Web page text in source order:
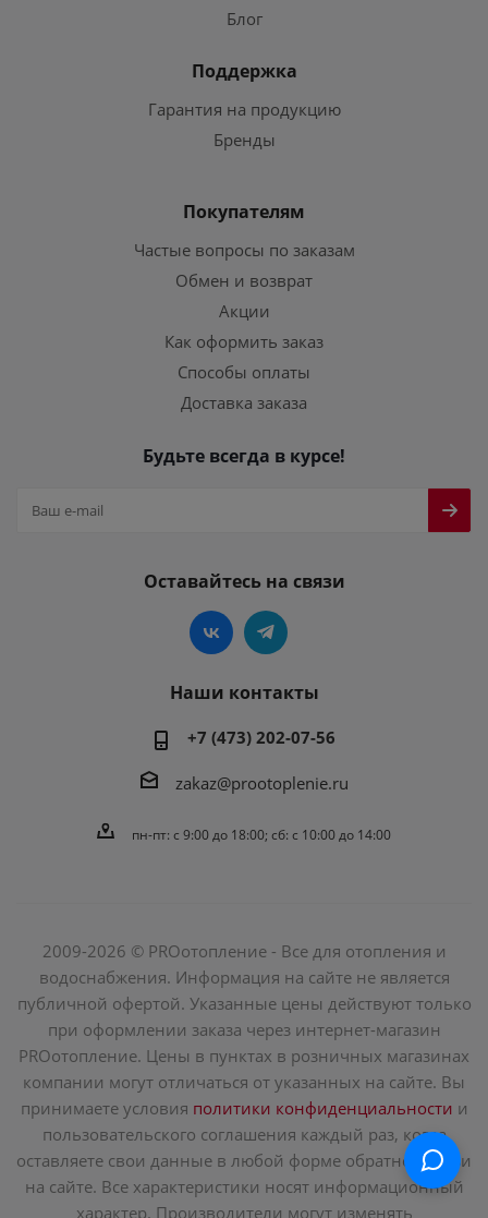
Блог
Поддержка
Гарантия на продукцию
Бренды
Покупателям
Частые вопросы по заказам
Обмен и возврат
Акции
Как оформить заказ
Способы оплаты
Доставка заказа
Будьте всегда в курсе!
Оставайтесь на связи
Наши контакты
+7 (473) 202-07-56
zakaz@prootoplenie.ru
пн-пт: c 9:00 до 18:00; сб: с 10:00 до 14:00
2009-2026 © PROотопление - Все для отопления и
водоснабжения. Информация на сайте не является
публичной офертой. Указанные цены действуют только
при оформлении заказа через интернет-магазин
PROотопление. Цены в пунктах в розничных магазинах
компании могут отличаться от указанных на сайте. Вы
принимаете условия политики конфиденциальности и
пользовательского соглашения каждый раз, когда
оставляете свои данные в любой форме обратной связи
на сайте. Все характеристики носят информационный
характер. Производители могут изменять